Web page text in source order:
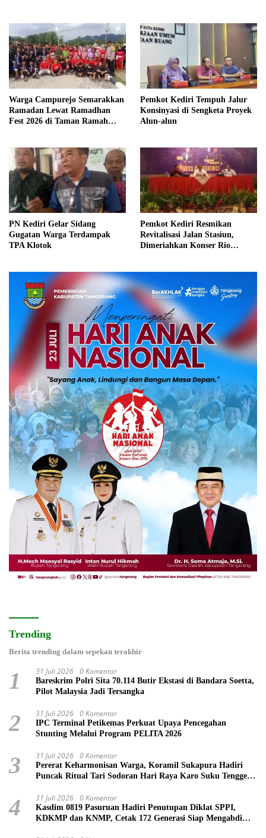
Warga Campurejo Semarakkan
Ramadan Lewat Ramadhan
Fest 2026 di Taman Ramah
Pemkot Kediri Tempuh Jalur
Konsinyasi di Sengketa Proyek
Alun-alun
PN Kediri Gelar Sidang
Gugatan Warga Terdampak
TPA Klotok
Pemkot Kediri Resmikan
Revitalisasi Jalan Stasiun,
Dimeriahkan Konser Rio
Trending
Berita trending dalam sepekan terakhir
1 31 Juli 2026 0 Komentar
Bareskrim Polri Sita 70.114 Butir Ekstasi di Bandara Soetta,
Pilot Malaysia Jadi Tersangka
2 31 Juli 2026 0 Komentar
IPC Terminal Petikemas Perkuat Upaya Pencegahan
Stunting Melalui Program PELITA 2026
3 31 Juli 2026 0 Komentar
Pererat Keharmonisan Warga, Koramil Sukapura Hadiri
Puncak Ritual Tari Sodoran Hari Raya Karo Suku Tengger
4 31 Juli 2026 0 Komentar
Kasdim 0819 Pasuruan Hadiri Penutupan Diklat SPPI,
KDKMP dan KNMP, Cetak 172 Generasi Siap Mengabdi